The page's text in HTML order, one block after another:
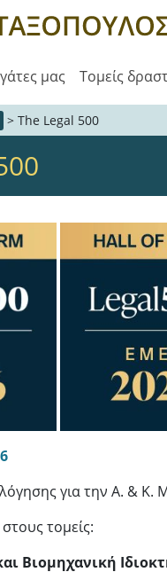
μας Τομείς
> The Legal 500
για την Α. & Κ.
τομείς:
Βιομηχανική